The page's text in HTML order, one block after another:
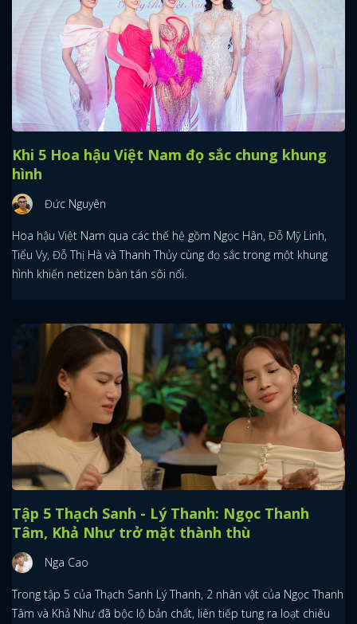
Khi 5 Hoa hậu Việt Nam đọ sắc chung khung
hình
Đức Nguyên
Hoa hậu Việt Nam qua các thế hệ gồm Ngọc Hân, Đỗ Mỹ Linh,
Tiểu Vy, Đỗ Thị Hà và Thanh Thủy cùng đọ sắc trong một khung
hình khiến netizen bàn tán sôi nổi.
Tập 5 Thạch Sanh - Lý Thanh: Ngọc Thanh
Tâm, Khả Như trở mặt thành thù
Nga Cao
Trong tập 5 của Thạch Sanh Lý Thanh, 2 nhân vật của Ngọc Thanh
Tâm và Khả Như đã bộc lộ bản chất, liên tiếp tung ra loạt chiêu